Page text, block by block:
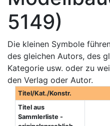
5149)
Die kleinen Symbole
des gleichen Autors, des
Kategorie usw. oder zu
den Verlag oder Autor.
Titel/Kat./Konstr.
Titel aus
Sammlerliste -